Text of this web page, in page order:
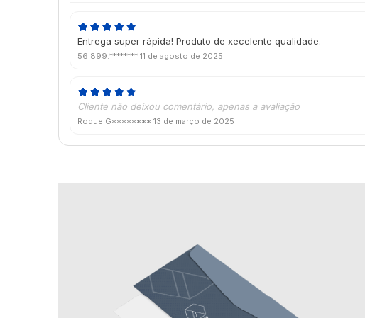
Entrega super rápida! Produto de xecelente qualidade.
56.899.******** 11 de agosto de 2025
Cliente não deixou comentário, apenas a avaliação
Roque G******** 13 de março de 2025